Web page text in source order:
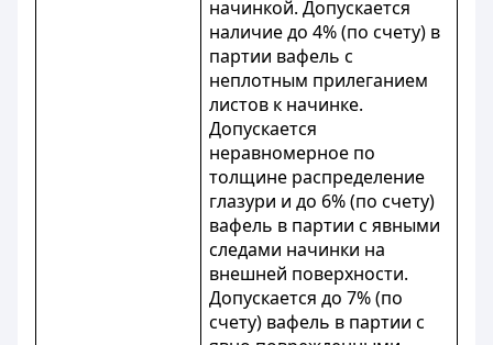
начинкой. Допускается
наличие до 4% (по счету) в
партии вафель с
неплотным прилеганием
листов к начинке.
Допускается
неравномерное по
толщине распределение
глазури и до 6% (по счету)
вафель в партии с явными
следами начинки на
внешней поверхности.
Допускается до 7% (по
счету) вафель в партии с